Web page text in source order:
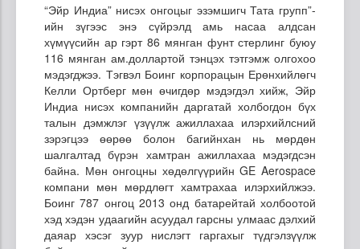
“Эйр Индиа” нисэх онгоцыг эзэмшигч Тата групп”-
ийн зүгээс энэ сүйрэлд амь насаа алдсан
хүмүүсийн ар гэрт 86 мянган фунт стерлинг буюу
116 мянган ам.доллартой тэнцэх тэтгэмж олгохоо
мэдэгджээ. Тэгвэл Боинг корпорацын Ерөнхийлөгч
Келли Ортберг мөн өчигдөр мэдэгдэл хийж, Эйр
Индиа нисэх компанийн даргатай холбогдон бүх
талын дэмжлэг үзүүлж ажиллахаа илэрхийлсний
зэрэгцээ өөрөө болон багийнхан нь мөрдөн
шалгалтад бүрэн хамтран ажиллахаа мэдэгдсэн
байна. Мөн онгоцны хөдөлгүүрийн GE Aerospace
компани мөн мөрдлөгт хамтрахаа илэрхийлжээ.
Боинг 787 онгоц 2013 онд батарейтай холбоотой
хэд хэдэн удаагийн асуудал гарсны улмаас дэлхий
даяар хэсэг зуур нислэгт гаргахыг түдгэлзүүлж